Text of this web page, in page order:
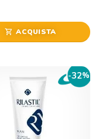
shopping_cart ACQUISTA
-32%